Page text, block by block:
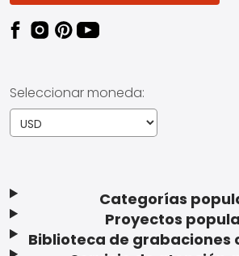
Categorías
Proyectos
Biblioteca de grabaciones
Seleccionar moneda: